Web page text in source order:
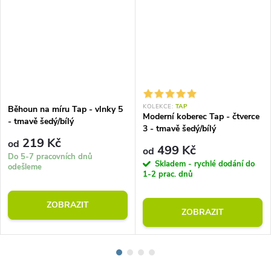
Běhoun na míru Tap - vlnky 5
- tmavě šedý/bílý
od 219 Kč
Do 5-7 pracovních dnů
odešleme
ZOBRAZIT
KOLEKCE: TAP
Moderní koberec Tap - čtverce
3 - tmavě šedý/bílý
od 499 Kč
Skladem - rychlé dodání do
1-2 prac. dnů
ZOBRAZIT